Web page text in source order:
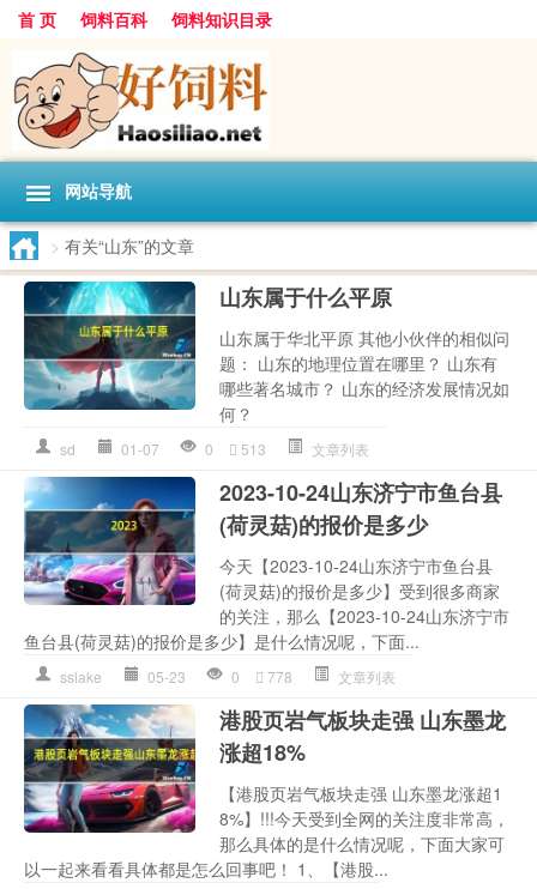
首 页 饲料百科 饲料知识目录
网站导航
> 有关“山东”的文章
山东属于什么平原
山东属于华北平原 其他小伙伴的相似问
题： 山东的地理位置在哪里？ 山东有
哪些著名城市？ 山东的经济发展情况如
何？
sd 01-07 0 513 文章列表
2023-10-24山东济宁市鱼台县
(荷灵菇)的报价是多少
今天【2023-10-24山东济宁市鱼台县
(荷灵菇)的报价是多少】受到很多商家
的关注，那么【2023-10-24山东济宁市
鱼台县(荷灵菇)的报价是多少】是什么情况呢，下面...
sslake 05-23 0 778 文章列表
港股页岩气板块走强 山东墨龙
涨超18%
【港股页岩气板块走强 山东墨龙涨超1
8%】!!!今天受到全网的关注度非常高，
那么具体的是什么情况呢，下面大家可
以一起来看看具体都是怎么回事吧！ 1、【港股...